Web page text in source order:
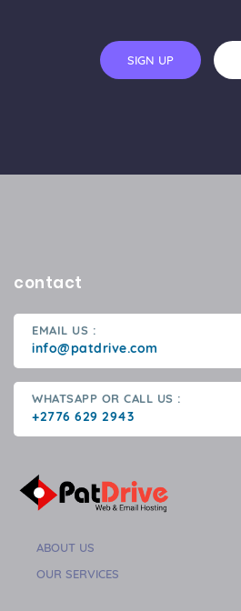
SIGN UP
contact
EMAIL US :
info@patdrive.com
WHATSAPP OR CALL US :
+2776 629 2943
ABOUT US
OUR SERVICES